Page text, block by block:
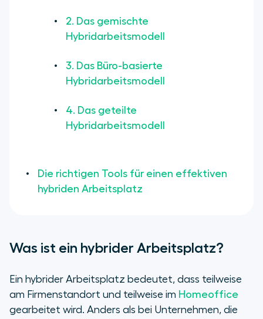
2. Das gemischte
Hybridarbeitsmodell
3. Das Büro-basierte
Hybridarbeitsmodell
4. Das geteilte
Hybridarbeitsmodell
Die richtigen Tools für einen effektiven
hybriden Arbeitsplatz
Was ist ein hybrider Arbeitsplatz?
Ein hybrider Arbeitsplatz bedeutet, dass teilweise
am Firmenstandort und teilweise im Homeoffice
gearbeitet wird. Anders als bei Unternehmen, die